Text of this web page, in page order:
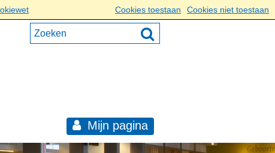
Cookies toestaan Cookies niet toestaan
Mijn pagina